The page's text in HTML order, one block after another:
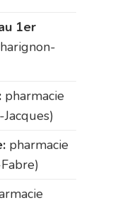
1er
pharmacie
pharmacie